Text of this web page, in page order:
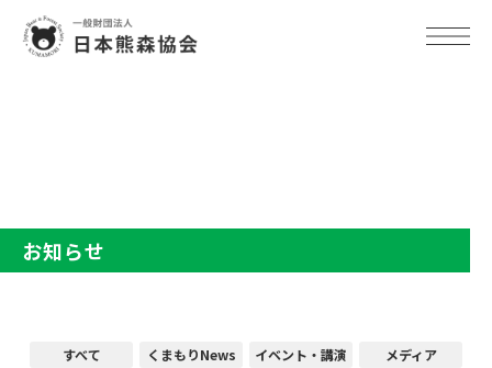
お知らせ
すべて くまもりNews イベント・講演
メディア